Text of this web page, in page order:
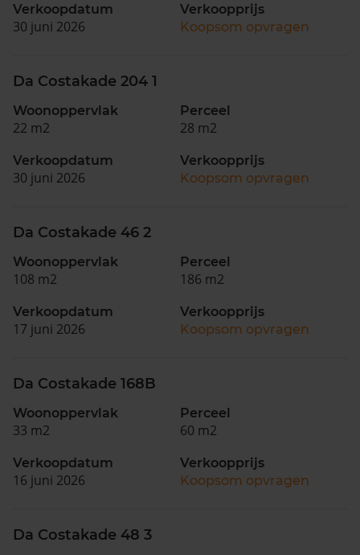
Verkoopdatum
30 juni 2026
Verkoopprijs
Koopsom opvragen
Da Costakade 204 1
Woonoppervlak
22 m2
Perceel
28 m2
Verkoopdatum
30 juni 2026
Verkoopprijs
Koopsom opvragen
Da Costakade 46 2
Woonoppervlak
108 m2
Perceel
186 m2
Verkoopdatum
17 juni 2026
Verkoopprijs
Koopsom opvragen
Da Costakade 168B
Woonoppervlak
33 m2
Perceel
60 m2
Verkoopdatum
16 juni 2026
Verkoopprijs
Koopsom opvragen
Da Costakade 48 3